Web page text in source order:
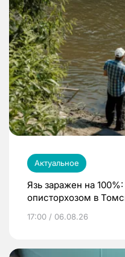
Актуальное
Язь заражен на
описторхозом в
17:00 / 06.08.26